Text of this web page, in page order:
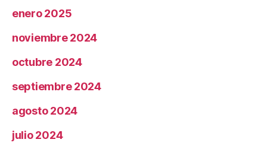
enero 2025
noviembre 2024
octubre 2024
septiembre 2024
agosto 2024
julio 2024